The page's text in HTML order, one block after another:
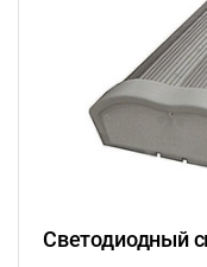
Светодиодный